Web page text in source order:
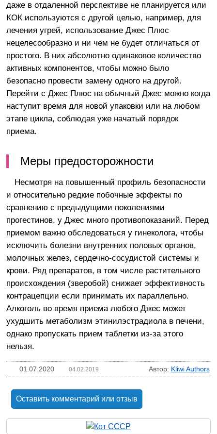
даже в отдаленной перспективе не планируется или
КОК используются с другой целью, например, для
лечения угрей, использование Джес Плюс
нецелесообразно и ни чем не будет отличаться от
простого. В них абсолютно одинаковое количество
активных компонентов, чтобы можно было
безопасно провести замену одного на другой.
Перейти с Джес Плюс на обычный Джес можно когда
наступит время для новой упаковки или на любом
этапе цикла, соблюдая уже начатый порядок
приема.
Меры предосторожности
Несмотря на повышенный профиль безопасности
и относительно редкие побочные эффекты по
сравнению с предыдущими поколениями
прогестинов, у Джес много противопоказаний. Перед
приемом важно обследоваться у гинеколога, чтобы
исключить болезни внутренних половых органов,
молочных желез, сердечно-сосудистой системы и
крови. Ряд препаратов, в том числе растительного
происхождения (зверобой) снижает эффективность
контрацепции если принимать их параллельно.
Алкоголь во время приема любого Джес может
ухудшить метаболизм этинилэстрадиола в печени,
однако пропускать прием таблетки из-за этого
нельзя.
01.07.2020 04.02.2019 Автор: Kliwi Authors
Оставить комментарий или отзыв